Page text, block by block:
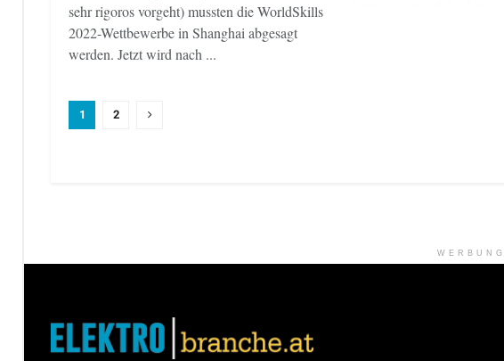
sehr rigoros vorgeht) mussten die WorldSkills
2022-Wettbewerbe in Shanghai abgesagt
werden. Jetzt wird nach ...
1 2
WERBUNG